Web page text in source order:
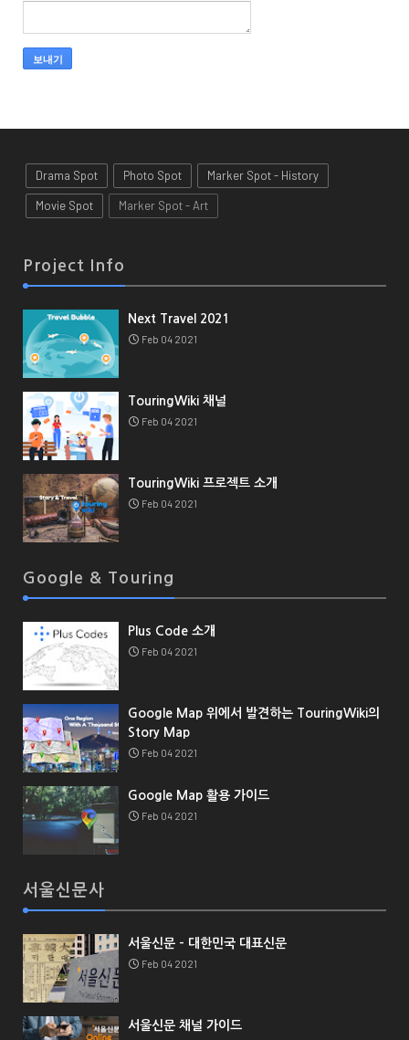
Drama Spot Photo Spot Marker Spot - History
Movie Spot Marker Spot - Art
Project Info
Next Travel 2021
Feb 04 2021
TouringWiki 채널
Feb 04 2021
TouringWiki 프로젝트 소개
Feb 04 2021
Google & Touring
Plus Code 소개
Feb 04 2021
Google Map 위에서 발견하는 TouringWiki의
Story Map
Feb 04 2021
Google Map 활용 가이드
Feb 04 2021
서울신문사
서울신문 - 대한민국 대표신문
Feb 04 2021
서울신문 채널 가이드